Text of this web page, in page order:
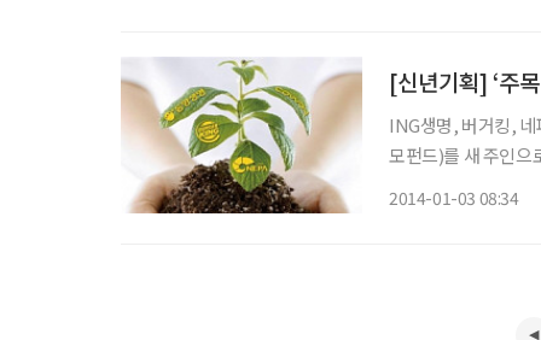
ING생명, 버거킹, 네파, 동양생
모펀드)를 새 주인으로 맞았다는 점이다. 실제
2014-01-03 08:34